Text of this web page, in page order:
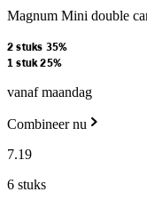
Magnum Mini double
2 stuks 35%
1 stuk 25%
vanaf maandag
Combineer nu
7.19
6 stuks